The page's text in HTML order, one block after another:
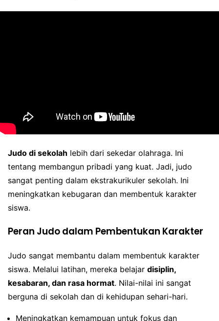
Judo di sekolah lebih dari sekedar olahraga. Ini
tentang membangun pribadi yang kuat. Jadi, judo
sangat penting dalam ekstrakurikuler sekolah. Ini
meningkatkan kebugaran dan membentuk karakter
siswa.
Peran Judo dalam Pembentukan Karakter
Judo sangat membantu dalam membentuk karakter
siswa. Melalui latihan, mereka belajar disiplin,
kesabaran, dan rasa hormat. Nilai-nilai ini sangat
berguna di sekolah dan di kehidupan sehari-hari.
Meningkatkan kemampuan untuk fokus dan